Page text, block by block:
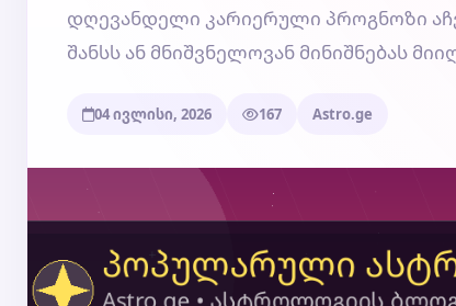
დღევანდელი კარიერული პროგნოზი
შანსს ან მნიშვნელოვან მინიშნებას
04 ივლისი, 2026 167 Astro.ge